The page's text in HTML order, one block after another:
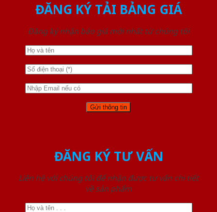
ĐĂNG KÝ TẢI BẢNG GIÁ
Đăng ký nhận báo giá mới nhất từ chúng tôi
ĐĂNG KÝ TƯ VẤN
Liên hệ với chúng tôi để nhận được tư vấn chi tiết
về sản phẩm